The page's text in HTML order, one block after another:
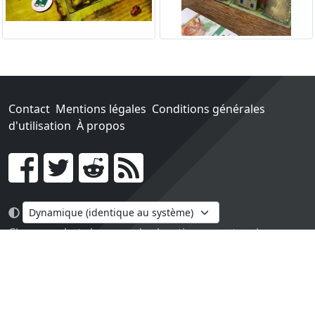
Contact Mentions légales Conditions générales
d'utilisation À propos
Go !
Chaque achat chez une des boutiques partenaires nous